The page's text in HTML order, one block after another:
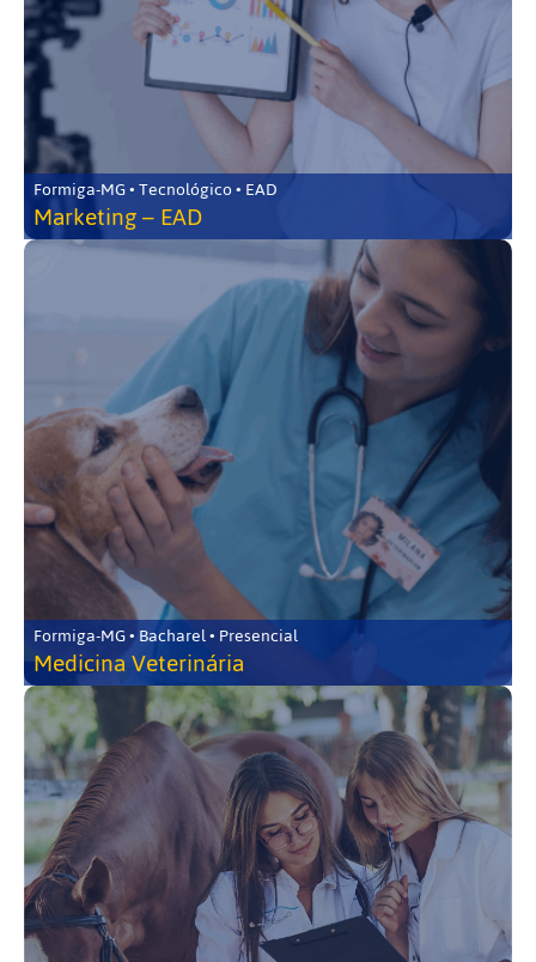
Formiga-MG • Tecnológico • EAD
Marketing – EAD
Formiga-MG • Bacharel • Presencial
Medicina Veterinária